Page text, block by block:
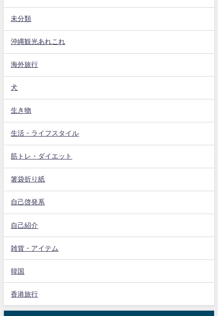
未分類
沖縄観光あれこれ
海外旅行
犬
生き物
生活・ライフスタイル
筋トレ・ダイエット
箸袋折り紙
自己啓発系
自己紹介
雑貨・アイテム
韓国
香港旅行